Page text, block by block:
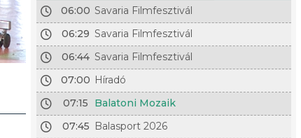
06:00 Savaria Filmfesztivál
06:29 Savaria Filmfesztivál
06:44 Savaria Filmfesztivál
07:00 Híradó
07:15
Balatoni Mozaik
07:45 Balasport 2026